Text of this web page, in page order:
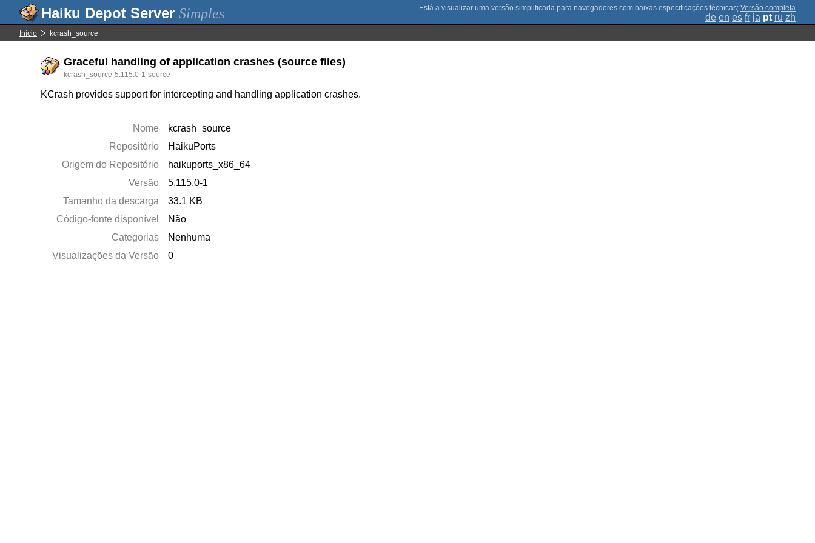
Simples ; Versão completa
de en es fr ja pt ru zh
Início kcrash_source
Graceful handling of application crashes (source files)
kcrash_source-5.115.0-1-source
KCrash provides support for intercepting and handling application crashes.
Nome
kcrash_source
Repositório
HaikuPorts
Origem do Repositório
haikuports_x86_64
Versão
5.115.0-1
Tamanho da descarga
33.1 KB
Código-fonte disponível
Não
Categorias
Nenhuma
Visualizações da Versão
0